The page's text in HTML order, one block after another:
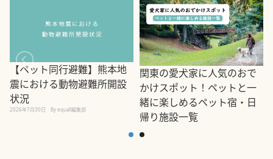
【ペット同行避難】熊本地
震における動物避難所開設
状況
2026年7月30日 By equall編集部
関東の愛犬家に人気のおで
かけスポット！ペットと一
緒に楽しめるペット宿・日
帰り施設一覧